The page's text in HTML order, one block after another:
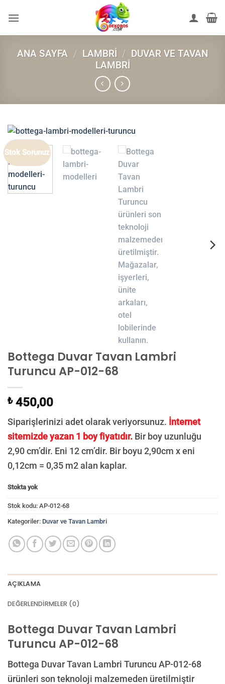
atla
ANA SAYFA / LAMBRI / DUVAR VE TAVAN
LAMBRI
Stok Sorunuz
Bottega Duvar Tavan Lambri
Turuncu AP-012-68
₺450,00
Siparişlerinizi adet olarak veriyorsunuz. İnternet
sitemizde yazan 1 boy fiyatıdır. Bir boy uzunluğu
2,90 cm’dir. Eni 12 cm’dir. Bir boyu 2,90cm x eni
0,12cm = 0,35 m2 alan kaplar.
Stokta yok
Stok kodu: AP-012-68
Kategoriler: Duvar ve Tavan Lambri
AÇIKLAMA
DEĞERLENDIRMELER (0)
Bottega Duvar Tavan Lambri
Turuncu AP-012-68
Bottega Duvar Tavan Lambri Turuncu AP-012-68
ürünleri son teknoloji malzemeden üretilmiştir